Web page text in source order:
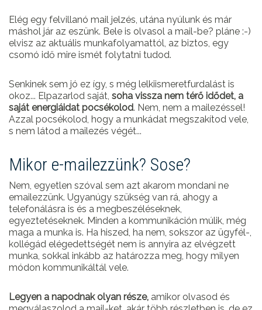
Elég egy felvillanó mail jelzés, utána nyúlunk és már
máshol jár az eszünk. Bele is olvasol a mail-be? pláne :-)
elvisz az aktuális munkafolyamattól, az biztos, egy
csomó idő mire ismét folytatni tudod.
Senkinek sem jó ez így, s még lelkiismeretfurdalást is
okoz... Elpazarlod saját, soha vissza nem térő idődet, a
saját energiáidat pocsékolod. Nem, nem a mailezéssel!
Azzal pocsékolod, hogy a munkádat megszakítod vele,
s nem látod a mailezés végét...
Mikor e-mailezzünk? Sose?
Nem, egyetlen szóval sem azt akarom mondani ne
emailezzünk. Ugyanúgy szükség van rá, ahogy a
telefonálásra is és a megbeszéléseknek,
egyeztetéseknek. Minden a kommunikáción múlik, még
maga a munka is. Ha hiszed, ha nem, sokszor az ügyfél-,
kollégád elégedettségét nem is annyira az elvégzett
munka, sokkal inkább az határozza meg, hogy milyen
módon kommunikáltál vele.
Legyen a napodnak olyan része, amikor olvasod és